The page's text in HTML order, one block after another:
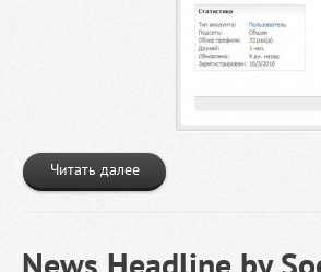
Читать далее